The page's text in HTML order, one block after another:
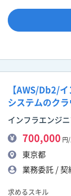
【AWS/Db2/
システムのク
インフラエンジニ
700,000 円/
東京都
業務委託 / 契
求めるスキル